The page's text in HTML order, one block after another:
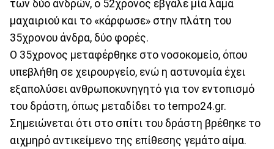
των δύο ανδρών, ο 52χρονος έβγαλε μία λάμα
μαχαιριού και το «κάρφωσε» στην πλάτη του
35χρονου άνδρα, δύο φορές.
Ο 35χρονος μεταφέρθηκε στο νοσοκομείο, όπου
υπεβλήθη σε χειρουργείο, ενώ η αστυνομία έχει
εξαπολύσει ανθρωποκυνηγητό για τον εντοπισμό
του δράστη, όπως μεταδίδει το tempo24.gr.
Σημειώνεται ότι στο σπίτι του δράστη βρέθηκε το
αιχμηρό αντικείμενο της επίθεσης γεμάτο αίμα.